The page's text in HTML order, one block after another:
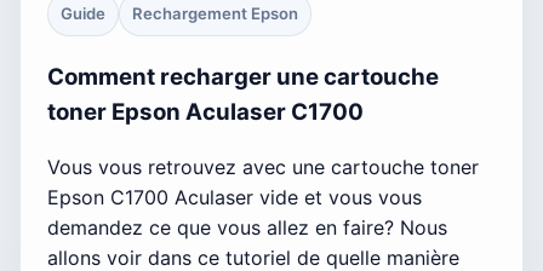
Guide Rechargement Epson
Comment recharger une cartouche
toner Epson Aculaser C1700
Vous vous retrouvez avec une cartouche toner
Epson C1700 Aculaser vide et vous vous
demandez ce que vous allez en faire? Nous
allons voir dans ce tutoriel de quelle manière